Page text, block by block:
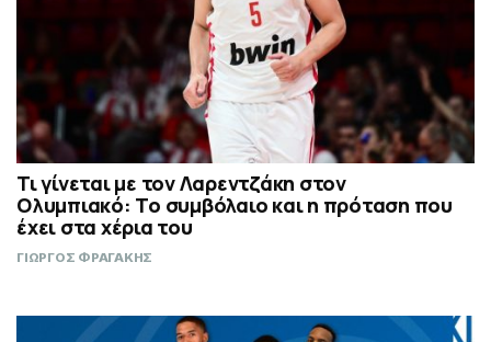
Τι γίνεται με τον Λαρεντζάκη στον
Ολυμπιακό: Το συμβόλαιο και η πρόταση που
έχει στα χέρια του
ΓΙΩΡΓΟΣ ΦΡΑΓΑΚΗΣ